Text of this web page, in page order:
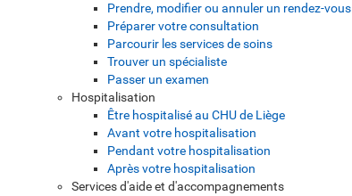
Prendre, modifier ou annuler un rendez-vous
Préparer votre consultation
Parcourir les services de soins
Trouver un spécialiste
Passer un examen
Hospitalisation
Être hospitalisé au CHU de Liège
Avant votre hospitalisation
Pendant votre hospitalisation
Après votre hospitalisation
Services d'aide et d'accompagnements